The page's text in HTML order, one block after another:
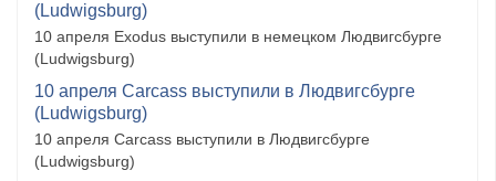
(Ludwigsburg)
10 апреля Exodus выступили в немецком Людвигсбурге
(Ludwigsburg)
10 апреля Carcass выступили в Людвигсбурге
(Ludwigsburg)
10 апреля Carcass выступили в Людвигсбурге
(Ludwigsburg)